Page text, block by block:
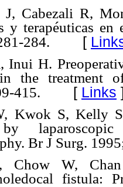
J, Cabezali R,
y terapéuticas
284. [
Inui H.
in the treatment
415. [ Links
Kwok S, Kelly
Br J Surg.
Chow W,
fistula: